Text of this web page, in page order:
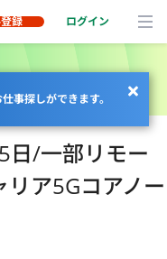
録 ログイン
事探しができます。
日/一部リモー
ア5Gコアノー